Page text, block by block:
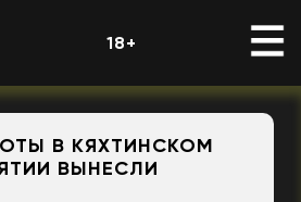
18+
В КЯХТИНСКОМ
ВЫНЕСЛИ